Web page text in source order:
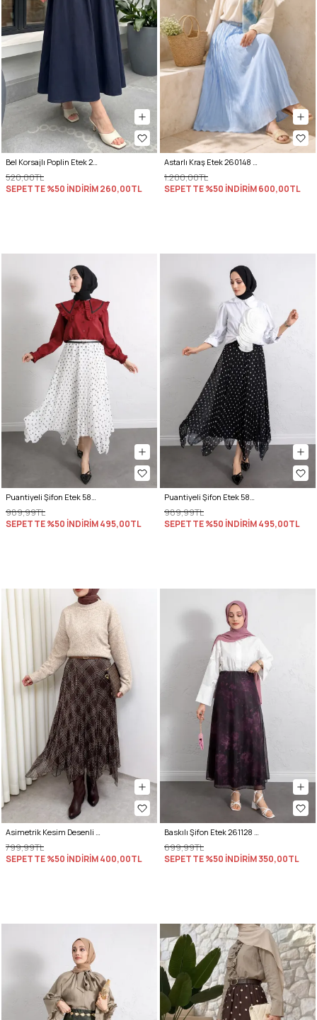
Bel Korsajlı Poplin Etek 26061 - LACİVERT
520,00TL
SEPETTE %50 İNDİRİM260,00TL
Astarlı Kraş Etek 260148 - BEBE MAVİSİ
1.200,00TL
SEPETTE %50 İNDİRİM600,00TL
Puantiyeli Şifon Etek 580056 - BEYAZ
989,99TL
SEPETTE %50 İNDİRİM495,00TL
Puantiyeli Şifon Etek 580056 - SİYAH
989,99TL
SEPETTE %50 İNDİRİM495,00TL
Asimetrik Kesim Desenli Şifon Etek 4151 - KAHVERENGİ
799,99TL
SEPETTE %50 İNDİRİM400,00TL
Baskılı Şifon Etek 261128 - MOR
699,99TL
SEPETTE %50 İNDİRİM350,00TL